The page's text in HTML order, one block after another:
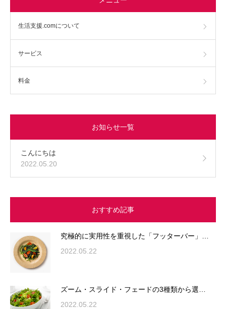
生活支援.comについて
サービス
料金
お知らせ一覧
こんにちは
2022.05.20
おすすめ記事
究極的に実用性を重視した「フッターバー」…
2022.05.22
ズーム・スライド・フェードの3種類から選…
2022.05.22